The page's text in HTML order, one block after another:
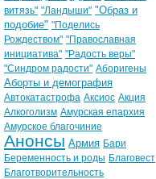
витязь" "Ландыши" "Образ и
подобие" "Поделись
Рождеством" "Православная
инициатива" "Радость веры"
"Синдром радости" Аборигены
Аборты и демография
Автокатастрофа Аксиос Акция
Алкоголизм Амурская епархия
Амурское благочиние
Анонсы Армия Бари
Беременность и роды Благовест
Благотворительность